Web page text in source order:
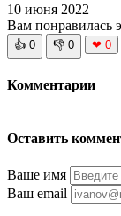
10 июня 2022
Вам понравилась
👍 0 👎 0 ❤ 0
Комментарии
Оставить
Ваше имя
Ваш email